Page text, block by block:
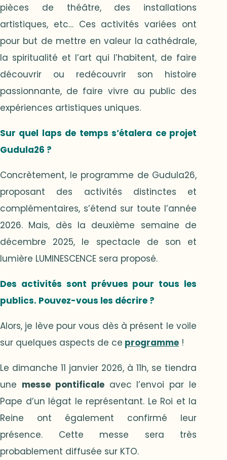
pièces de théâtre, des installations
artistiques, etc… Ces activités variées ont
pour but de mettre en valeur la cathédrale,
la spiritualité et l’art qui l’habitent, de faire
découvrir ou redécouvrir son histoire
passionnante, de faire vivre au public des
expériences artistiques uniques.
Sur quel laps de temps s’étalera ce projet
Gudula26 ?
Concrètement, le programme de Gudula26,
proposant des activités distinctes et
complémentaires, s’étend sur toute l’année
2026. Mais, dès la deuxième semaine de
décembre 2025, le spectacle de son et
lumière LUMINESCENCE sera proposé.
Des activités sont prévues pour tous les
publics. Pouvez-vous les décrire ?
Alors, je lève pour vous dès à présent le voile
sur quelques aspects de ce programme !
Le dimanche 11 janvier 2026, à 11h, se tiendra
une messe pontificaleavec l’envoi par le
Pape d’un légat le représentant. Le Roi et la
Reine ont également confirmé leur
présence. Cette messe sera très
probablement diffusée sur KTO.